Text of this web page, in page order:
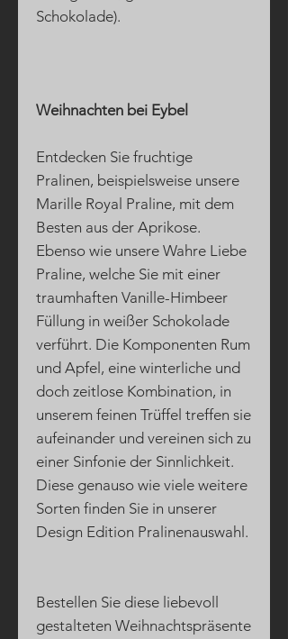
Schokolade).
Weihnachten bei Eybel
Entdecken Sie fruchtige
Pralinen, beispielsweise unsere
Marille Royal Praline, mit dem
Besten aus der Aprikose.
Ebenso wie unsere Wahre Liebe
Praline, welche Sie mit einer
traumhaften Vanille-Himbeer
Füllung in weißer Schokolade
verführt. Die Komponenten Rum
und Apfel, eine winterliche und
doch zeitlose Kombination, in
unserem feinen Trüffel treffen sie
aufeinander und vereinen sich zu
einer Sinfonie der Sinnlichkeit.
Diese genauso wie viele weitere
Sorten finden Sie in unserer
Design Edition Pralinenauswahl.
Bestellen Sie diese liebevoll
gestalteten Weihnachtspräsente